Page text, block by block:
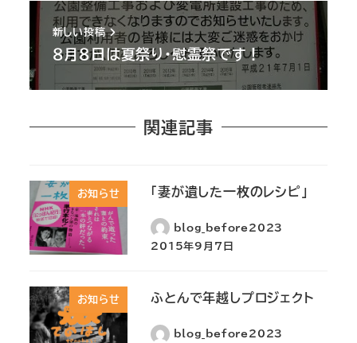
新しい投稿
８月８日は夏祭り・慰霊祭です！
関連記事
お知らせ 「妻が遺した一枚のレシピ」
blog_before2023
2015年9月7日
お知らせ ふとんで年越しプロジェクト
blog_before2023